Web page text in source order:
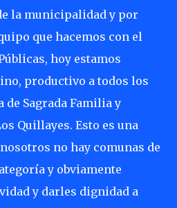
la municipalidad y por
que hacemos con el
hoy estamos
productivo a todos los
de Sagrada Familia y
Quillayes. Esto es una
no hay comunas de
y obviamente
y darles dignidad a